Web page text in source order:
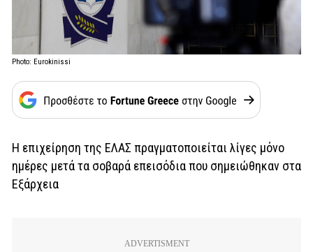
Photo: Eurokinissi
Η επιχείρηση της ΕΛΑΣ πραγματοποιείται λίγες μόνο
ημέρες μετά τα σοβαρά επεισόδια που σημειώθηκαν στα
Εξάρχεια